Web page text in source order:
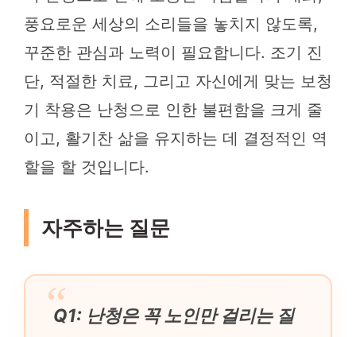
풍요로운 세상의 소리들을 놓치지 않도록,
꾸준한 관심과 노력이 필요합니다. 조기 진
단, 적절한 치료, 그리고 자신에게 맞는 보청
기 착용은 난청으로 인한 불편함을 크게 줄
이고, 활기찬 삶을 유지하는 데 결정적인 역
할을 할 것입니다.
자주하는 질문
Q1: 난청은 꼭 노인만 걸리는 질